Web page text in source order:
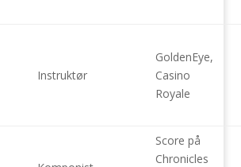
Instruktør
GoldenEye,
Casino
Royale
Score på
Chronicles